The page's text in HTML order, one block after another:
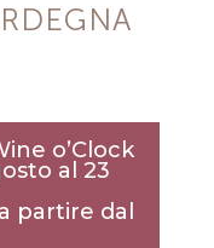
o’Clock
al 23
partire dal